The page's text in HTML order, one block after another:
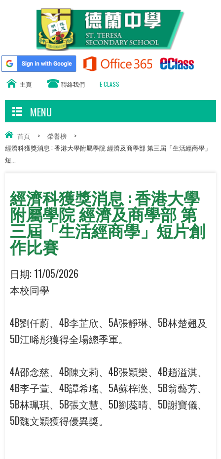
主頁 聯絡我們 E CLASS
MENU
首頁 > 榮譽榜
>
經濟科獲獎消息 : 香港大學附屬學院 經濟及商學部 第三屆「生活經商學」
短...
經濟科獲獎消息 : 香港大學
附屬學院 經濟及商學部 第
三屆「生活經商學」短片創
作比賽
日期: 11/05/2026
本校同學
4B劉仟蔚、4B李芷欣、5A張靜琳、5B林楚翹及
5D江晞彤獲得全場總季軍。
4A邵念慈、4B陳文莉、4B張穎樂、4B趙溢淇、
4B李子萱、4B譚希瑤、5A蘇梓滺、5B翁藝芳、
5B林珮琪、5B張文慧、5D劉蕊晴、5D謝寶儀、
5D魏文穎獲得優異獎。